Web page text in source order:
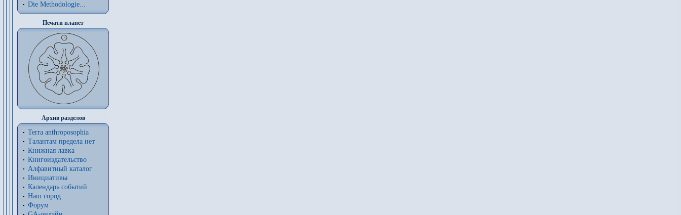
Die Methodologie...
Печати планет
Архив разделов
Terra anthroposophia
Талантам предела нет
Книжная лавка
Книгоиздательство
Алфавитный каталог
Инициативы
Календарь событий
Наш город
Форум